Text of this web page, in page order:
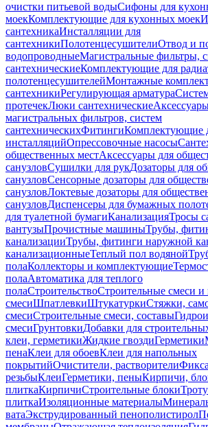
очистки питьевой водыСифоны для
моекКомплектующие для кухонных моек
сантехникаИнсталляции для
сантехникиПолотенцесушителиОтвод и
водопроводныеМагистральные фильтры,
сантехническиеКомплектующие для
полотенцесушителейМонтажные
сантехникиРегулирующая арматура
протечекЛюки сантехнические
магистральных фильтров, систем
сантехническихФитингиКомплектующие
инсталляцийОпрессовочные насосы
общественных местАксессуары для
санузловСушилки для рукДозаторы для
санузловСенсорные дозаторы для
санузловЛоктевые дозаторы для
санузловДиспенсеры для бумажных
для туалетной бумагиКанализацияТросы
вантузыПрочистные машиныТрубы,
канализацииТрубы, фитинги наружной
канализационныеТеплый пол водяной
полаКоллекторы и комплектующие
полаАвтоматика для теплого
полаСтроительствоСтроительные смеси и
смесиШпатлевкиШтукатуркиСтяжки,
смесиСтроительные смеси, составы
смесиГрунтовкиДобавки для
клеи, герметикиЖидкие гвоздиГерметики
пенаКлеи для обоевКлеи для напольных
покрытийОчистители, растворители
резьбыКлеиГерметики, пеныКирпичи,
плиткаКирпичиСтроительные блоки
плиткаИзоляционные материалы
ватаЭкструдированный пенополистирол